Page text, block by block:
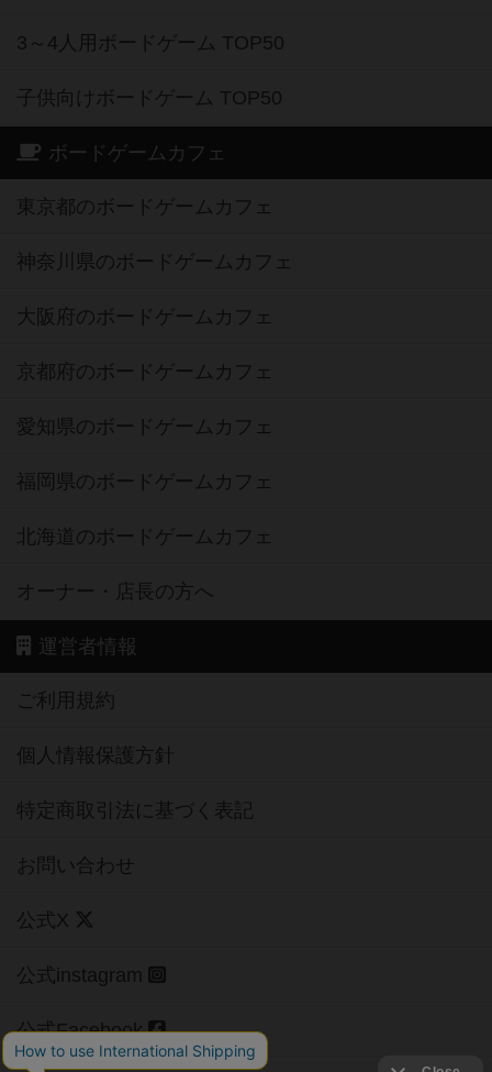
3～4人用ボードゲーム TOP50
子供向けボードゲーム TOP50
ボードゲームカフェ
東京都のボードゲームカフェ
神奈川県のボードゲームカフェ
大阪府のボードゲームカフェ
京都府のボードゲームカフェ
愛知県のボードゲームカフェ
福岡県のボードゲームカフェ
北海道のボードゲームカフェ
オーナー・店長の方へ
運営者情報
ご利用規約
個人情報保護方針
特定商取引法に基づく表記
お問い合わせ
公式X
公式instagram
公式Facebook